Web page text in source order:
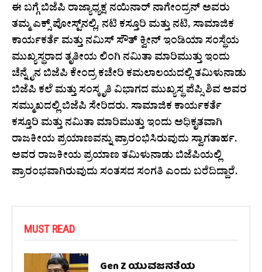
ಈ ಬಗ್ಗೆ ಬಿಜೆಪಿ ರಾಜ್ಯಾಧ್ಯಕ್ಷ ನಯಿನಾರ್ ನಾಗೇಂದ್ರನ್ ಅವರು
ತಮ್ಮ ಎಕ್ಸ್ ಪೋಸ್ಟ್‌ನಲ್ಲಿ, ನಟಿ ಕಸ್ತೂರಿ ಮತ್ತು ನಟಿ, ಸಾಮಾಜಿಕ
ಕಾರ್ಯಕರ್ತೆ ಮತ್ತು ನಮಿಸ್ ಸೌತ್ ಕ್ವೀನ್ ಇಂಡಿಯಾ ಸಂಸ್ಥೆಯ
ಮುಖ್ಯಸ್ಥರಾದ ತೃತೀಯ ಲಿಂಗಿ ನಮಿತಾ ಮಾರಿಮುತ್ತು ಇಂದು
ಚೆನ್ನೈನ ಬಿಜೆಪಿ ಕೇಂದ್ರ ಕಚೇರಿ ಕಮಲಾಲಯದಲ್ಲಿ ತಮಿಳುನಾಡು
ಬಿಜೆಪಿ ಕಲೆ ಮತ್ತು ಸಂಸ್ಕೃತಿ ವಿಭಾಗದ ಮುಖ್ಯಸ್ಥ ಪೆಪ್ಸಿ ಶಿವ ಅವರ
ಸಮ್ಮುಖದಲ್ಲಿ ಬಿಜೆಪಿ ಸೇರಿದರು. ಸಾಮಾಜಿಕ ಕಾರ್ಯಕರ್ತೆ
ಕಸ್ತೂರಿ ಮತ್ತು ನಮಿತಾ ಮಾರಿಮುತ್ತು ಇಂದು ಅಧಿಕೃತವಾಗಿ
ರಾಜಕೀಯ ಪ್ರಯಾಣವನ್ನು ಪ್ರಾರಂಭಿಸಿರುವುದು ಸ್ವಾಗತಾರ್ಹ.
ಅವರ ರಾಜಕೀಯ ಪ್ರಯಾಣ ತಮಿಳುನಾಡು ಬಿಜೆಪಿಯಲ್ಲಿ
ಪ್ರಾರಂಭವಾಗಿರುವುದು ಸಂತಸದ ಸಂಗತಿ ಎಂದು ಬರೆದಿದ್ದಾರೆ.
MUST READ
Gen Z ಯುವಜನತೆಯ